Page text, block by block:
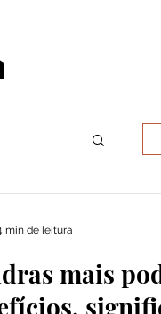
mais
min de leitura